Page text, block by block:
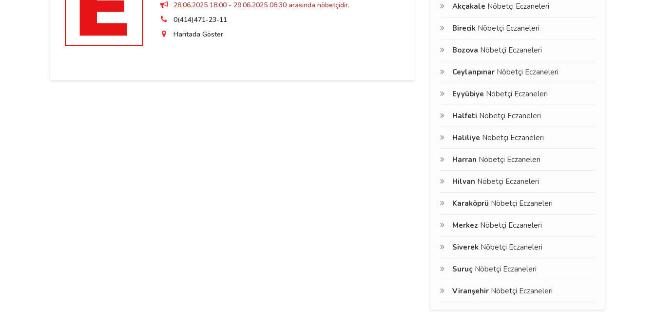
28.06.2025 18:00 - 29.06.2025 08:30 arasında nöbetçidir.
0(414)471-23-11
Haritada Göster
Akçakale Nöbetçi Eczaneleri
Birecik Nöbetçi Eczaneleri
Bozova Nöbetçi Eczaneleri
Ceylanpınar Nöbetçi Eczaneleri
Eyyübiye Nöbetçi Eczaneleri
Halfeti Nöbetçi Eczaneleri
Haliliye Nöbetçi Eczaneleri
Harran Nöbetçi Eczaneleri
Hilvan Nöbetçi Eczaneleri
Karaköprü Nöbetçi Eczaneleri
Merkez Nöbetçi Eczaneleri
Siverek Nöbetçi Eczaneleri
Suruç Nöbetçi Eczaneleri
Viranşehir Nöbetçi Eczaneleri